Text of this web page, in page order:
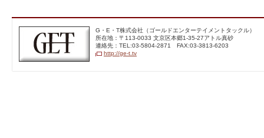
G・E・T株式会社（ゴー
ルドエンターテイメントテ
レビジョン）
G・E・T株式会社（ゴールドエンターテイメントタックル）
所在地：〒113‐0033 文京区本郷1-35-27アトル真砂
連絡先：TEL:03-5804-2871 FAX:03-3813-6203
http://ge-t.tv